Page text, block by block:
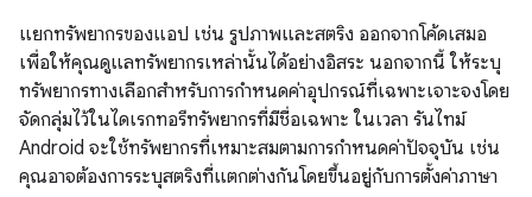
แยกทรัพยากรของแอป เช่น รูปภาพและสตริง ออกจากโค้ดเสมอ
เพื่อให้คุณดูแลทรัพยากรเหล่านั้นได้อย่างอิสระ นอกจากนี้ ให้ระบุ
ทรัพยากรทางเลือกสำหรับการกำหนดค่าอุปกรณ์ที่เฉพาะเจาะจงโดย
จัดกลุ่มไว้ในไดเรกทอรีทรัพยากรที่มีชื่อเฉพาะ ในเวลา รันไทม์
Android จะใช้ทรัพยากรที่เหมาะสมตามการกำหนดค่าปัจจุบัน เช่น
คุณอาจต้องการระบุสตริงที่แตกต่างกันโดยขึ้นอยู่กับการตั้งค่าภาษา